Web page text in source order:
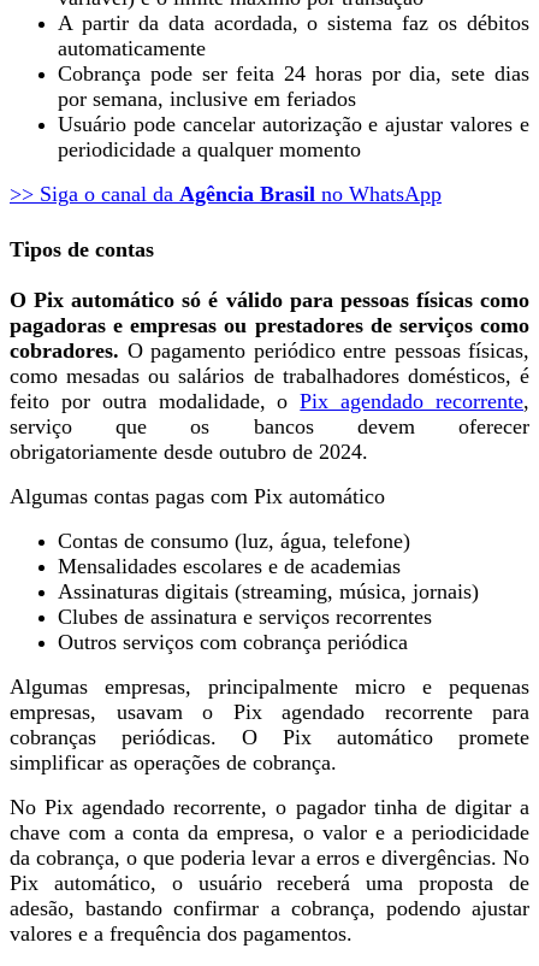
A partir da data acordada, o sistema faz os débitos
automaticamente
Cobrança pode ser feita 24 horas por dia, sete dias
por semana, inclusive em feriados
Usuário pode cancelar autorização e ajustar valores e
periodicidade a qualquer momento
>> Siga o canal da Agência Brasil no WhatsApp
Tipos de contas
O Pix automático só é válido para pessoas físicas como
pagadoras e empresas ou prestadores de serviços como
cobradores. O pagamento periódico entre pessoas físicas,
como mesadas ou salários de trabalhadores domésticos, é
feito por outra modalidade, oPix agendado recorrente,
serviço que os bancos devem oferecer
obrigatoriamente desde outubro de 2024.
Algumas contas pagas com Pix automático
Contas de consumo (luz, água, telefone)
Mensalidades escolares e de academias
Assinaturas digitais (streaming, música, jornais)
Clubes de assinatura e serviços recorrentes
Outros serviços com cobrança periódica
Algumas empresas, principalmente micro e pequenas
empresas, usavam o Pix agendado recorrente para
cobranças periódicas. O Pix automático promete
simplificar as operações de cobrança.
No Pix agendado recorrente, o pagador tinha de digitar a
chave com a conta da empresa, o valor e a periodicidade
da cobrança, o que poderia levar a erros e divergências. No
Pix automático, o usuário receberá uma proposta de
adesão, bastando confirmar a cobrança, podendo ajustar
valores e a frequência dos pagamentos.